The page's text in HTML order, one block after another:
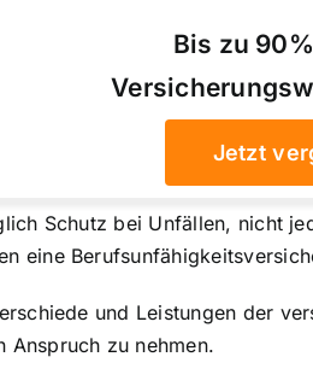
Bis zu
Jetzt
Schutz bei Unfällen, nicht
eine
und Leistungen der
Anspruch zu nehmen.